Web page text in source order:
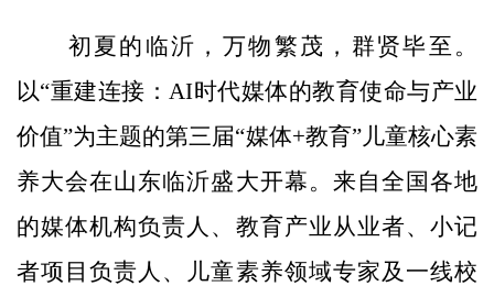
初夏的临沂，万物繁茂，群贤毕至。
以“重建连接：AI时代媒体的教育使命与产业
价值”为主题的第三届“媒体+教育”儿童核心素
养大会在山东临沂盛大开幕。来自全国各地
的媒体机构负责人、教育产业从业者、小记
者项目负责人、儿童素养领域专家及一线校